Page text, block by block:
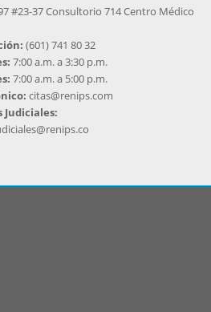
#23-37 Consultorio 714 Centro Médico
(601) 741 80 32
7:00 a.m. a 3:30 p.m.
7:00 a.m. a 5:00 p.m.
citas@renips.com